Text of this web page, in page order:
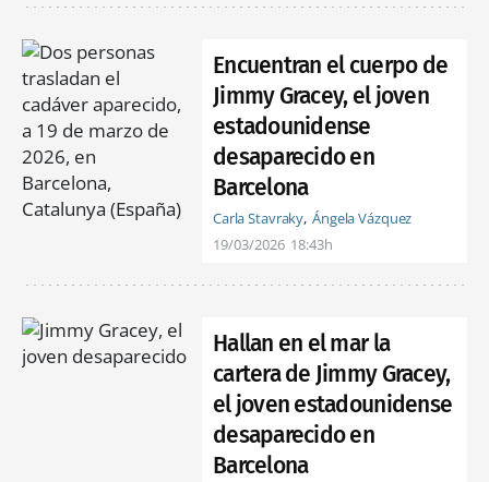
Encuentran el cuerpo de
Jimmy Gracey, el joven
estadounidense
desaparecido en
Barcelona
Carla Stavraky Ángela Vázquez
19/03/2026 18:43h
Hallan en el mar la
cartera de Jimmy Gracey,
el joven estadounidense
desaparecido en
Barcelona